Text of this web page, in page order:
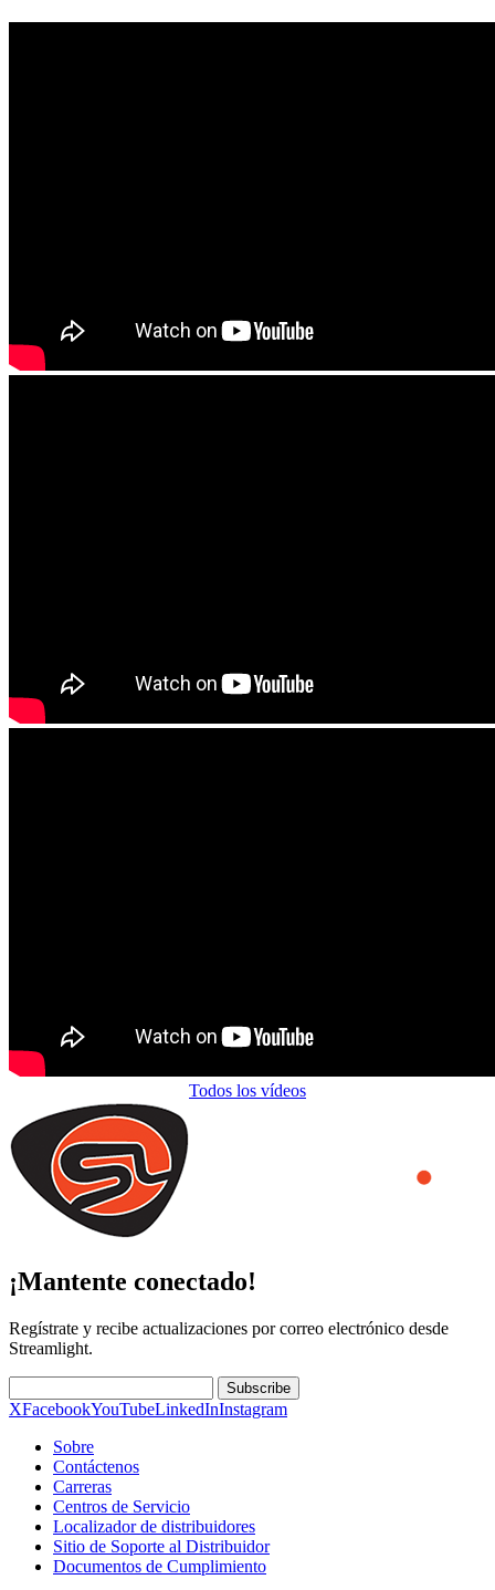
Todos los vídeos
¡Mantente conectado!
Regístrate y recibe actualizaciones por correo electrónico desde
Streamlight.
Subscribe
XFacebookYouTubeLinkedInInstagram
Sobre
Contáctenos
Carreras
Centros de Servicio
Localizador de distribuidores
Sitio de Soporte al Distribuidor
Documentos de Cumplimiento